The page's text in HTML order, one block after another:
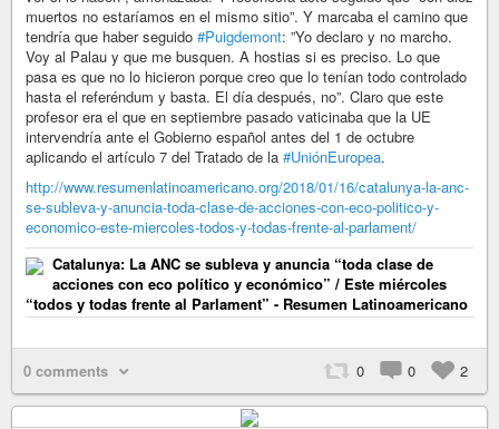
muertos no estaríamos en el mismo sitio”. Y marcaba el camino que
tendría que haber seguido #Puigdemont: ”Yo declaro y no marcho.
Voy al Palau y que me busquen. A hostias si es preciso. Lo que
pasa es que no lo hicieron porque creo que lo tenían todo controlado
hasta el referéndum y basta. El día después, no”. Claro que este
profesor era el que en septiembre pasado vaticinaba que la UE
intervendría ante el Gobierno español antes del 1 de octubre
aplicando el artículo 7 del Tratado de la #UniónEuropea.
http://www.resumenlatinoamericano.org/2018/01/16/catalunya-la-anc-
se-subleva-y-anuncia-toda-clase-de-acciones-con-eco-politico-y-
economico-este-miercoles-todos-y-todas-frente-al-parlament/
Catalunya: La ANC se subleva y anuncia “toda clase de
acciones con eco político y económico” / Este miércoles
“todos y todas frente al Parlament” - Resumen Latinoamericano
0 comments 0 0 2